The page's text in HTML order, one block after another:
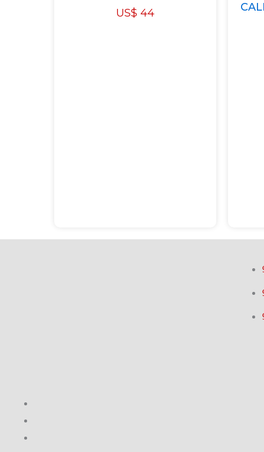
US$ 44